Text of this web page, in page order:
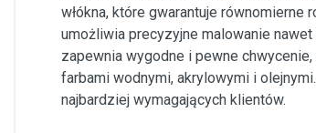
włókna, które gwarantuje równomierne
umożliwia precyzyjne malowanie
zapewnia wygodne i pewne
farbami wodnymi, akrylowymi i
najbardziej wymagających klientów.